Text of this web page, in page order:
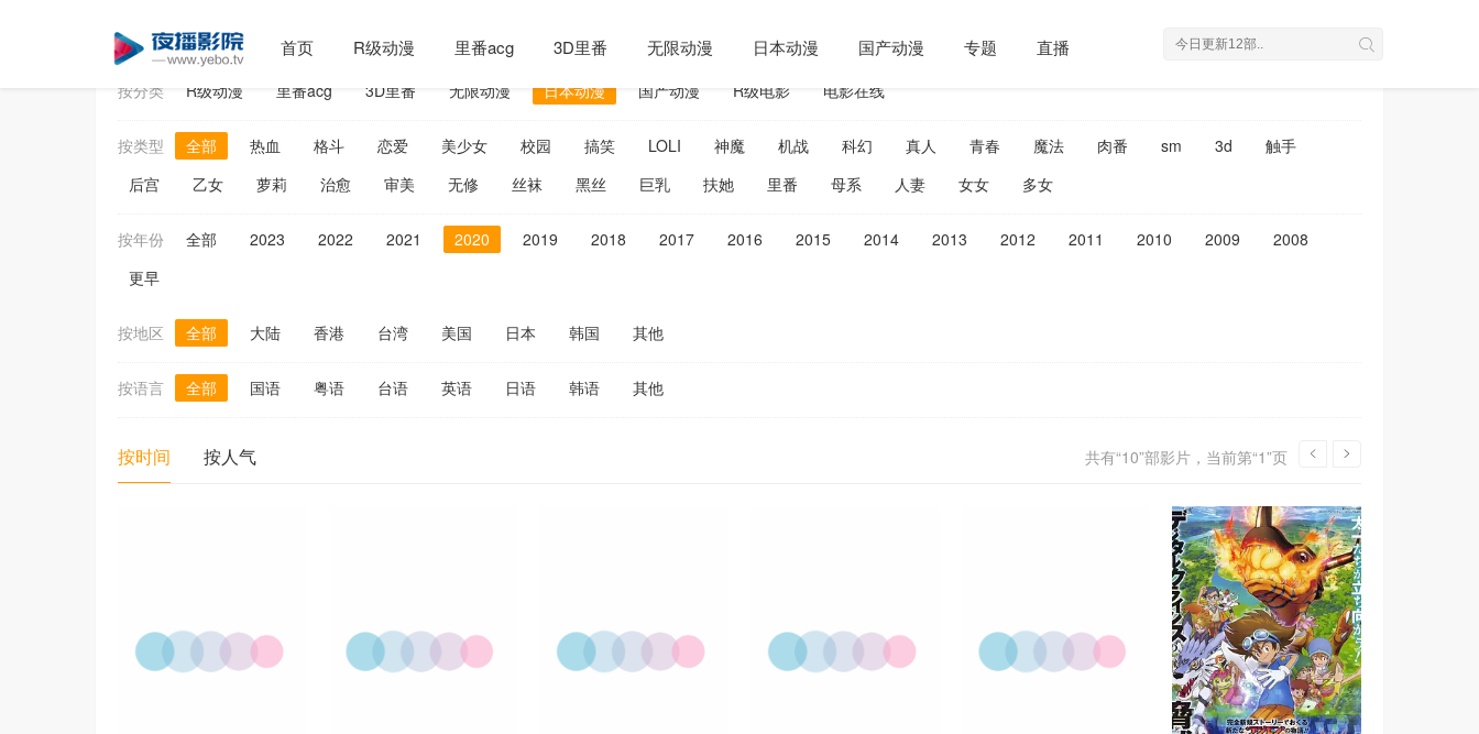
首页 R级动漫 里番acg 3D里番 无限动漫 日本动漫 国产动漫 专题 直播 重置条件
日本动漫
按分类 R级动漫 里番acg 3D里番 无限动漫 日本动漫 国产动漫 R级电影 电影在线
按类型 全部 热血 格斗 恋爱 美少女 校园 搞笑 LOLI 神魔 机战 科幻 真人 青春 魔法 肉番 sm 3d
触手
后宫
乙女 萝莉 治愈 审美 无修 丝袜 黑丝 巨乳 扶她 里番 母系 人妻 女女 多女
按年份 全部 2023 2022 2021 2020 2019 2018 2017 2016 2015 2014 2013 2012 2011 2010 2009
2008
更早
按地区 全部 大陆 香港 台湾 美国 日本 韩国 其他
按语言 全部 国语 粤语 台语 英语 日语 韩语 其他
共有“10”部影片，当前第“1”页
按时间 按人气